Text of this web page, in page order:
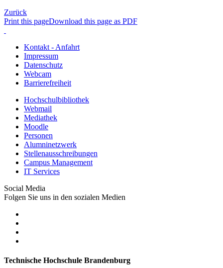
Zurück
Print this pageDownload this page as PDF
Kontakt - Anfahrt
Impressum
Datenschutz
Webcam
Barrierefreiheit
Hochschulbibliothek
Webmail
Mediathek
Moodle
Personen
Alumninetzwerk
Stellenausschreibungen
Campus Management
IT Services
Social Media
Folgen Sie uns in den sozialen Medien
Technische Hochschule Brandenburg